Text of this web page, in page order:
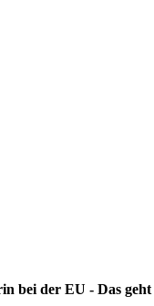
bei der EU - Das